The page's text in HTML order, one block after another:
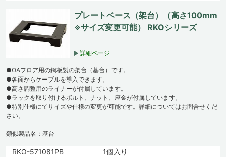
プレートベース（架台）（高さ100mm
※サイズ変更可能） RKOシリーズ
詳細ページ
●OAフロア用の鋼板製の架台（基台）です。
●各面からケーブルを導入できます。
●高さ調整用のライナーが付属しています。
●ラックを取り付けるボルト、ナット、座金が付属しています。
●特別仕様にてサイズや仕様の変更が可能です。詳細についてはお問合せくだ
さい。
類似製品名：基台
RKO-571081PB
1個入り